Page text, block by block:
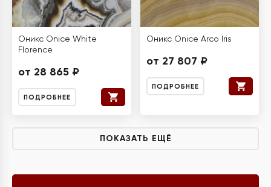
Оникс Onice White
Florence
от 28 865 ₽
ПОДРОБНЕЕ
Оникс Onice Arco Iris
от 27 807 ₽
ПОДРОБНЕЕ
ПОКАЗАТЬ ЕЩЁ